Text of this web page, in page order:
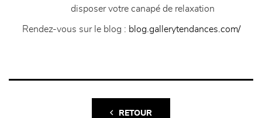
disposer votre canapé de relaxation
Rendez-vous sur le blog : blog.gallerytendances.com/
RETOUR